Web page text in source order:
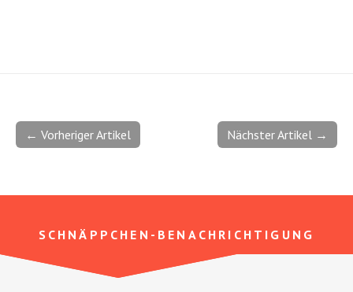
Nächster Artikel →
← Vorheriger Artikel
SCHNÄPPCHEN-BENACHRICHTIGUNG